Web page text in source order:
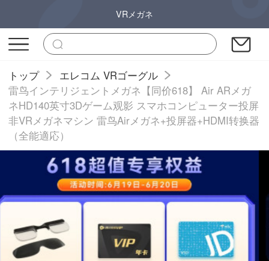
VRメガネ
トップ
エレコム VRゴーグル
雷鸟インテリジェントメガネ【同价618】 Air ARメガ
ネHD140英寸3Dゲーム观影 スマホコンピューター投屏
非VRメガネマシン 雷鸟Airメガネ+投屏器+HDMI转换器
（全能適応）